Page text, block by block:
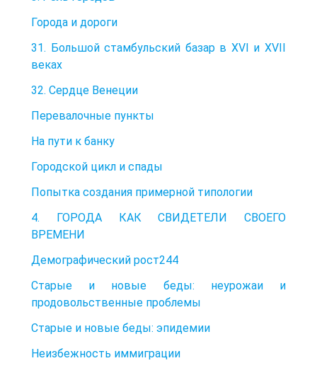
Города и дороги
31. Большой стамбульский базар в XVI и XVII
веках
32. Сердце Венеции
Перевалочные пункты
На пути к банку
Городской цикл и спады
Попытка создания примерной типологии
4. ГОРОДА КАК СВИДЕТЕЛИ СВОЕГО
ВРЕМЕНИ
Демографический рост244
Старые и новые беды: неурожаи и
продовольственные проблемы
Старые и новые беды: эпидемии
Неизбежность иммиграции